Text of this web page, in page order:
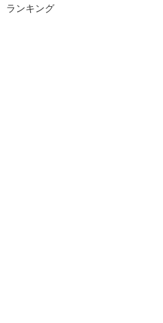
ランキング